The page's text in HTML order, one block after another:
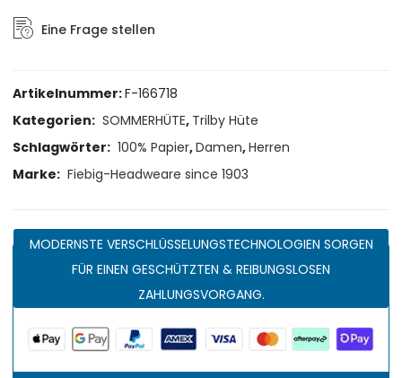
Eine Frage stellen
Artikelnummer:F-166718
Kategorien: SOMMERHÜTE, Trilby Hüte
Schlagwörter: 100% Papier,Damen,Herren
Marke: Fiebig-Headweare since 1903
MODERNSTE VERSCHLÜSSELUNGSTECHNOLOGIEN SORGEN
FÜR EINEN GESCHÜTZTEN & REIBUNGSLOSEN
ZAHLUNGSVORGANG.